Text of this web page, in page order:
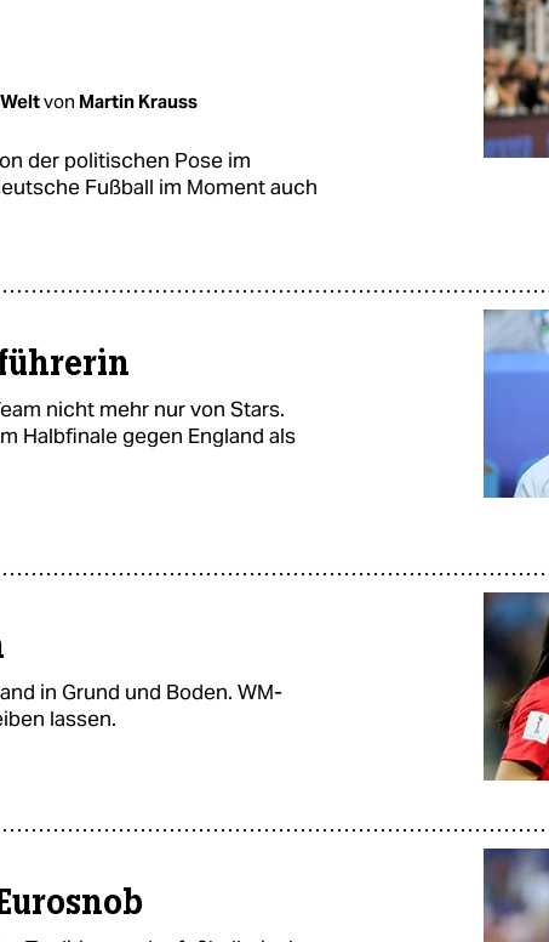
von Martin Krauss
der politischen Pose im
Fußball im Moment auch
nicht mehr nur von Stars.
Halbfinale gegen England als
in Grund und Boden. WM-
lassen.